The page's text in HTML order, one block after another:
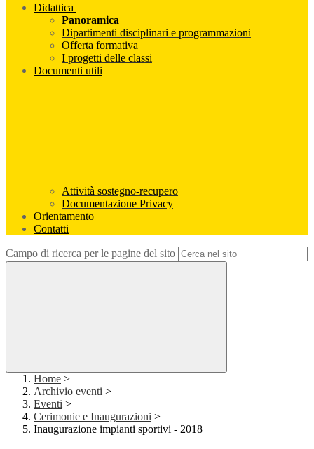
Didattica
Panoramica
Dipartimenti disciplinari e programmazioni
Offerta formativa
I progetti delle classi
Documenti utili
Attività sostegno-recupero
Documentazione Privacy
Orientamento
Contatti
Campo di ricerca per le pagine del sito
Home >
Archivio eventi >
Eventi >
Cerimonie e Inaugurazioni >
Inaugurazione impianti sportivi - 2018